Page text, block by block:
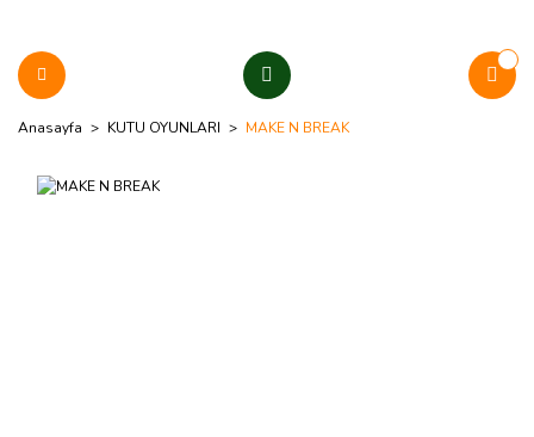
Anasayfa KUTU OYUNLARI MAKE N BREAK